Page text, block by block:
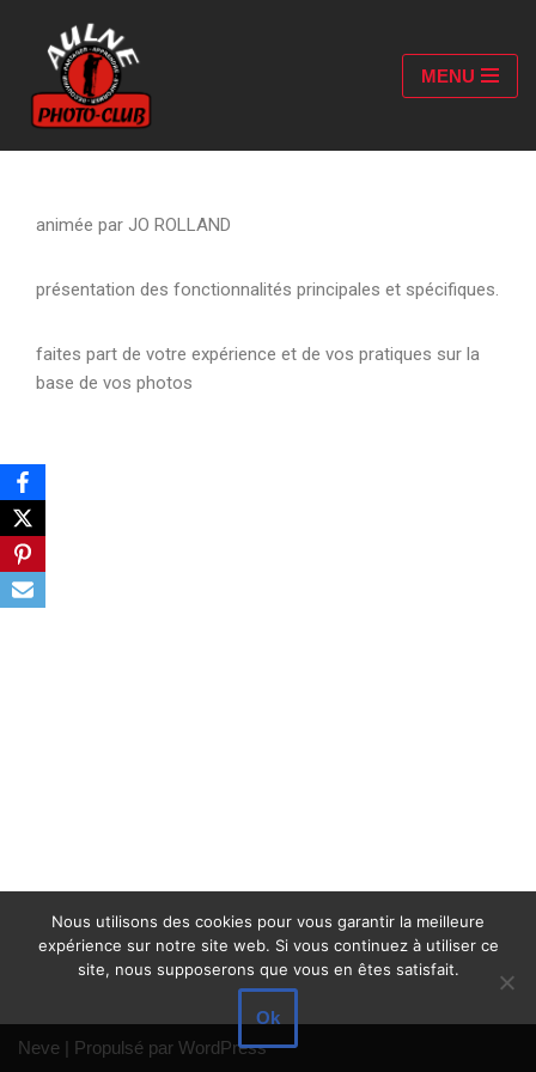
Aller
au
contenu
MENU
animée par JO ROLLAND
présentation des fonctionnalités principales et spécifiques.
faites part de votre expérience et de vos pratiques sur la
base de vos photos
Neve | Propulsé par WordPress
Nous utilisons des cookies pour vous garantir la meilleure
expérience sur notre site web. Si vous continuez à utiliser ce
site, nous supposerons que vous en êtes satisfait.
Ok